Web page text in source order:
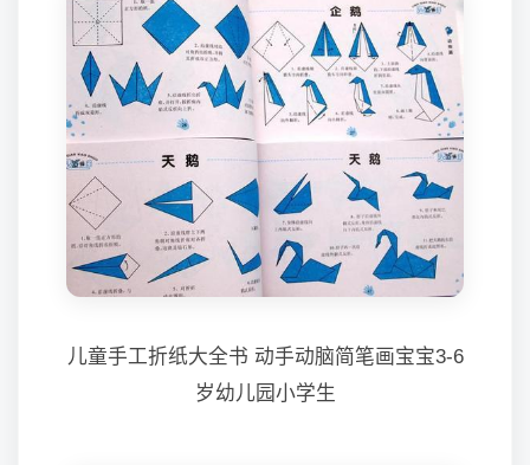
儿童手工折纸大全书 动手动脑简笔画宝宝3-6
岁幼儿园小学生